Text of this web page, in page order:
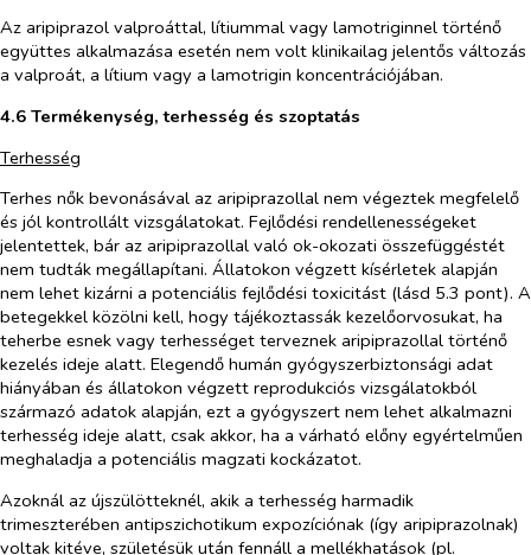
Az aripiprazol valproáttal, lítiummal vagy lamotriginnel történő
együttes alkalmazása esetén nem volt klinikailag jelentős változás
a valproát, a lítium vagy a lamotrigin koncentrációjában.
4.6 Termékenység, terhesség és szoptatás
Terhesség
Terhes nők bevonásával az aripiprazollal nem végeztek megfelelő
és jól kontrollált vizsgálatokat. Fejlődési rendellenességeket
jelentettek, bár az aripiprazollal való ok-okozati összefüggéstét
nem tudták megállapítani. Állatokon végzett kísérletek alapján
nem lehet kizárni a potenciális fejlődési toxicitást (lásd 5.3 pont). A
betegekkel közölni kell, hogy tájékoztassák kezelőorvosukat, ha
teherbe esnek vagy terhességet terveznek aripiprazollal történő
kezelés ideje alatt. Elegendő humán gyógyszerbiztonsági adat
hiányában és állatokon végzett reprodukciós vizsgálatokból
származó adatok alapján, ezt a gyógyszert nem lehet alkalmazni
terhesség ideje alatt, csak akkor, ha a várható előny egyértelműen
meghaladja a potenciális magzati kockázatot.
Azoknál az újszülötteknél, akik a terhesség harmadik
trimeszterében antipszichotikum expozíciónak (így aripiprazolnak)
voltak kitéve, születésük után fennáll a mellékhatások (pl.